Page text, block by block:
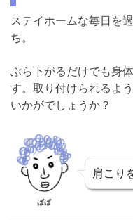
ステイホームな毎日を
ち。
ぶら下がるだけでも身
す。取り付けられるよ
いかがでしょうか？
ぱぱ
肩こり